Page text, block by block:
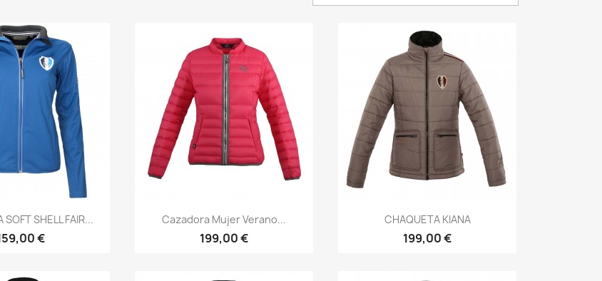
rápida
SHELL FAIR...
€
Vista rápida
Cazadora Mujer Verano...
199,00 €
Vista rápida
CHAQUETA KIANA
199,00 €